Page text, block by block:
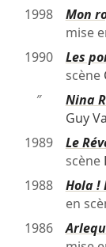
1998
Mon
mise
1990
Les
scène
″
Nina
Guy
1989
Le
scène
1988
Hola !
en
1986